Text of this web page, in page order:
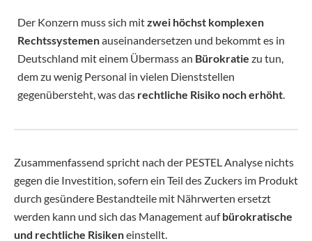
Der Konzern muss sich mitzwei höchst komplexen
Rechtssystemenauseinandersetzen und bekommt es in
Deutschland mit einem Übermass an Bürokratie zu tun,
dem zu wenig Personal in vielen Dienststellen
gegenübersteht, was das rechtliche Risiko noch erhöht.
Zusammenfassend spricht nach der PESTEL Analyse nichts
gegen die Investition, sofern ein Teil des Zuckers im Produkt
durch gesündere Bestandteile mit Nährwerten ersetzt
werden kann und sich das Management aufbürokratische
und rechtliche Risikeneinstellt.